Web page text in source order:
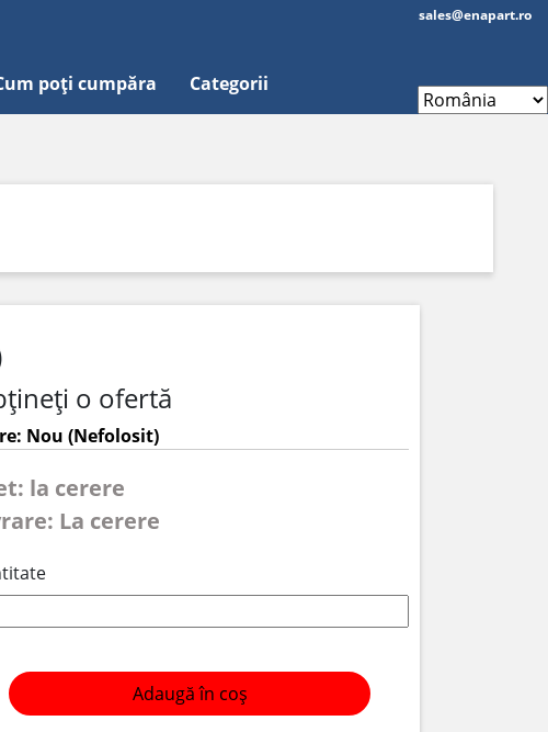
poți cumpăra Categorii
sales@enapart.ro
o ofertă
Nou (Nefolosit)
la cerere
La cerere
Adaugă în coș